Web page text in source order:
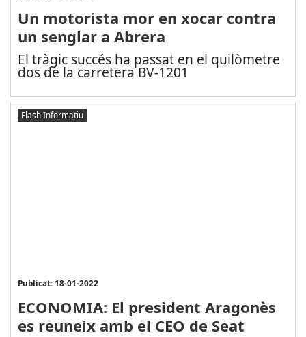
Un motorista mor en xocar contra
un senglar a Abrera
El tràgic succés ha passat en el quilòmetre
dos de la carretera BV-1201
Flash Informatiu
Publicat: 18-01-2022
ECONOMIA: El president Aragonès
es reuneix amb el CEO de Seat